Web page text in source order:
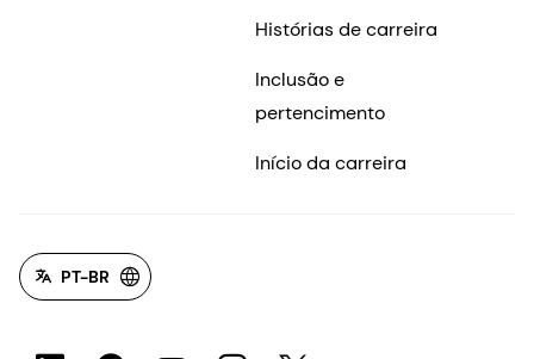
Histórias de carreira
Inclusão e
pertencimento
Início da carreira
PT-BR